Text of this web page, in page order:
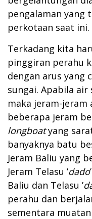
pengalaman yang
perkotaan saat ini.
Terkadang kita
pinggiran perahu
dengan arus yang
sungai. Apabila
maka jeram-jeram
beberapa jeram
longboatyang
banyaknya batu
Jeram Baliu yang
Jeram Telasu ’dado
Baliu dan Telasu ’
perahu dan
sementara